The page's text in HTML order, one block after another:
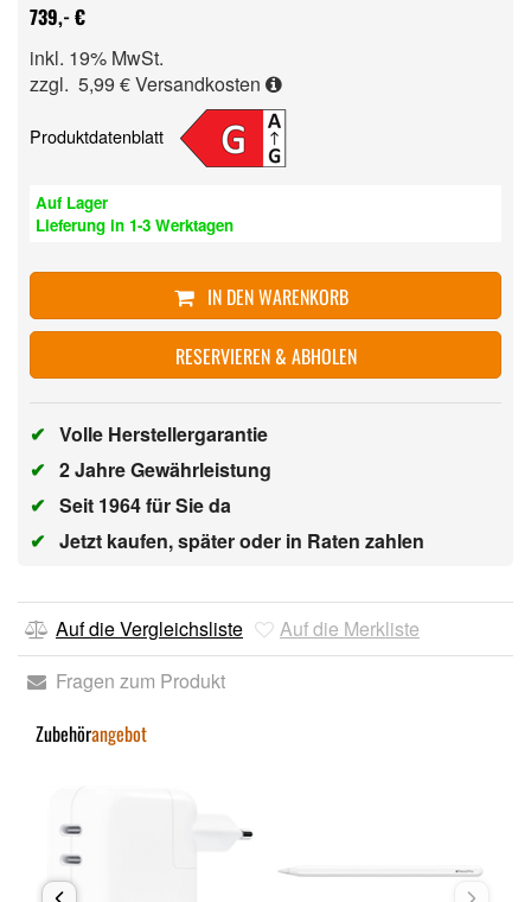
739,- €
inkl. 19% MwSt.
zzgl. 5,99 €Versandkosten
Produktdatenblatt
Auf Lager
Lieferung in 1-3 Werktagen
IN DEN WARENKORB
RESERVIEREN & ABHOLEN
✔ Volle Herstellergarantie
✔ 2 Jahre Gewährleistung
✔ Seit 1964 für Sie da
✔ Jetzt kaufen, später oder in Raten zahlen
Auf die Vergleichsliste
Auf die Merkliste
Fragen zum Produkt
Zubehörangebot